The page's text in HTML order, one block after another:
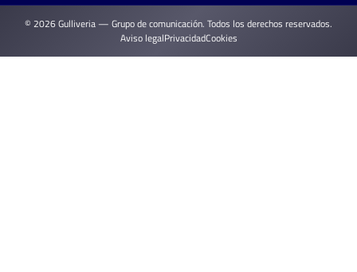
© 2026 Gulliveria — Grupo de comunicación. Todos los derechos reservados.
Aviso legalPrivacidadCookies